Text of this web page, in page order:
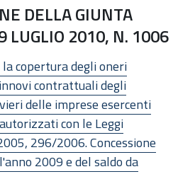
DELLA GIUNTA
LUGLIO 2010, N. 1006
copertura degli oneri
contrattuali degli
delle imprese esercenti
con le Leggi
296/2006. Concessione
2009 e del saldo da